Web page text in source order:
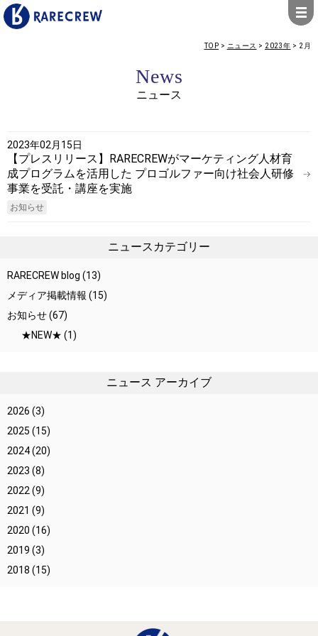
TOP > ニュース > 2023年 > 2月
News
ニュース
2023年02月15日
【プレスリリース】RARECREWがマーケティング人材育
成プログラムを活用した プロゴルファー向け社会人研修
事業を受託・講座を実施
お知らせ
ニュースカテゴリー
RARECREW blog (13)
メディア掲載情報 (15)
お知らせ(67)
★NEW★ (1)
ニュース アーカイブ
2026 (3)
2025 (15)
2024(20)
2023 (8)
2022 (9)
2021 (9)
2020 (16)
2019 (3)
2018 (15)